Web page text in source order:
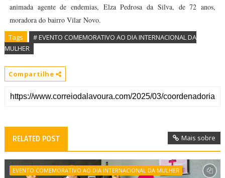
animada agente de endemias, Elza Pedrosa da Silva, de 72 anos,
moradora do bairro Vilar Novo.
Tags
# EVENTO COMEMORATIVO AO DIA INTERNACIONAL DA
MULHER
Compartilhe
RELATED POST Mais sobre
EVENTO COMEMORATIVO AO DIA INTERNACIONAL DA MULHER